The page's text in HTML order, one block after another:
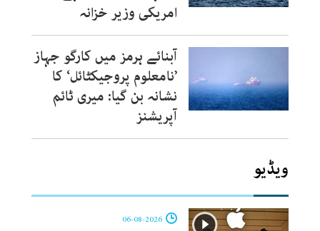
امریکی وزیر خزانہ
آبنائے ہرمز میں کارگو جہاز
’نامعلوم پروجیکٹائل‘ کا
نشانہ بن گیا: میری ٹائم
آپریشنز
ویڈیو